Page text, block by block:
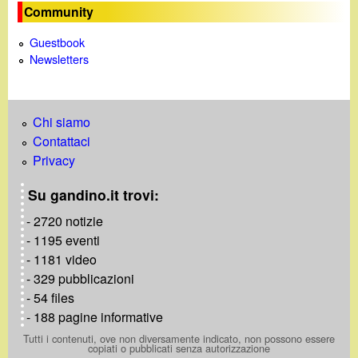
Community
Guestbook
Newsletters
Chi siamo
Contattaci
Privacy
Su gandino.it trovi:
- 2720 notizie
- 1195 eventi
- 1181 video
- 329 pubblicazioni
- 54 files
- 188 pagine informative
Tutti i contenuti, ove non diversamente indicato, non possono essere
copiati o pubblicati senza autorizzazione